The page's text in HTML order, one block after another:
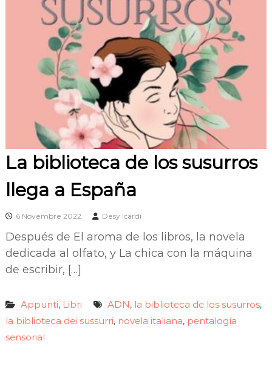
La biblioteca de los susurros
llega a España
6 Novembre 2022 Desy Icardi
Después de El aroma de los libros, la novela
dedicada al olfato, y La chica con la máquina
de escribir, […]
Appunti, Libri ADN, la biblioteca de los susurros,
la biblioteca dei sussurri, novela italiana, pentalogía
sensorial